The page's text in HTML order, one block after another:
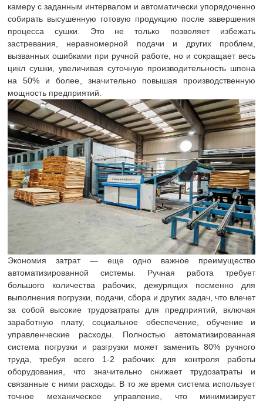
камеру с заданным интервалом и автоматически упорядоченно
собирать высушенную готовую продукцию после завершения
процесса сушки. Это не только позволяет избежать
застревания, неравномерной подачи и других проблем,
вызванных ошибками при ручной работе, но и сокращает весь
цикл сушки, увеличивая суточную производительность шпона
на 50% и более, значительно повышая производственную
мощность предприятий.
Экономия затрат — еще одно важное преимущество
автоматизированной системы. Ручная работа требует
большого количества рабочих, дежурящих посменно для
выполнения погрузки, подачи, сбора и других задач, что влечет
за собой высокие трудозатраты для предприятий, включая
заработную плату, социальное обеспечение, обучение и
управленческие расходы. Полностью автоматизированная
система погрузки и разгрузки может заменить 80% ручного
труда, требуя всего 1-2 рабочих для контроля работы
оборудования, что значительно снижает трудозатраты и
связанные с ними расходы. В то же время система использует
точное механическое управление, что минимизирует